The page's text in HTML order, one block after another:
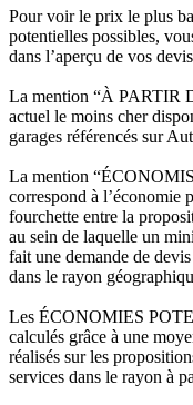
Pour voir le prix le plus
potentielles possibles,
dans l’aperçu de vos
La mention “À PARTIR
actuel le moins cher
garages référencés sur
La mention
correspond à l’économie
fourchette entre la
au sein de laquelle un
fait une demande de
dans le rayon
Les ÉCONOMIES
calculés grâce à une
réalisés sur les
services dans le rayon à